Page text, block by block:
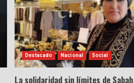
Destacado Nacional Social
La solidaridad sin límites de